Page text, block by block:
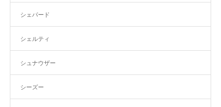
シェパード
シェルティ
シュナウザー
シーズー